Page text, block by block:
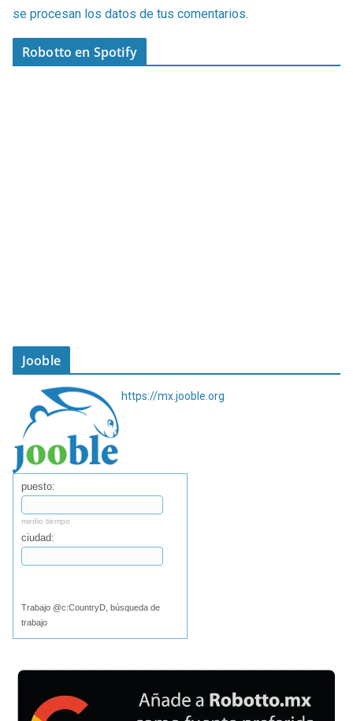
se procesan los datos de tus comentarios.
Robotto en Spotify
Jooble
https://mx.jooble.org
puesto:
medio tiempo
ciudad:
Trabajo @c:CountryD, búsqueda de
trabajo